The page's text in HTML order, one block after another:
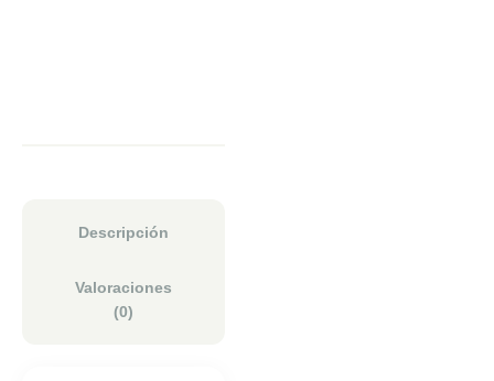
Descripción
Valoraciones
(0)